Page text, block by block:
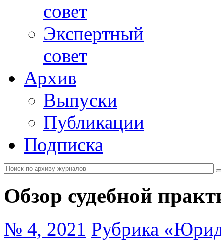
совет
Экспертный
совет
Архив
Выпуски
Публикации
Подписка
Обзор судебной
№ 4, 2021 Рубрика